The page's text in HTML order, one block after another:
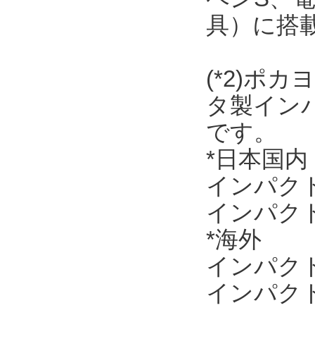
具）に搭
(*2)ポカ
タ製イン
です。
*日本国内
インパク
インパク
*海外
インパク
インパク